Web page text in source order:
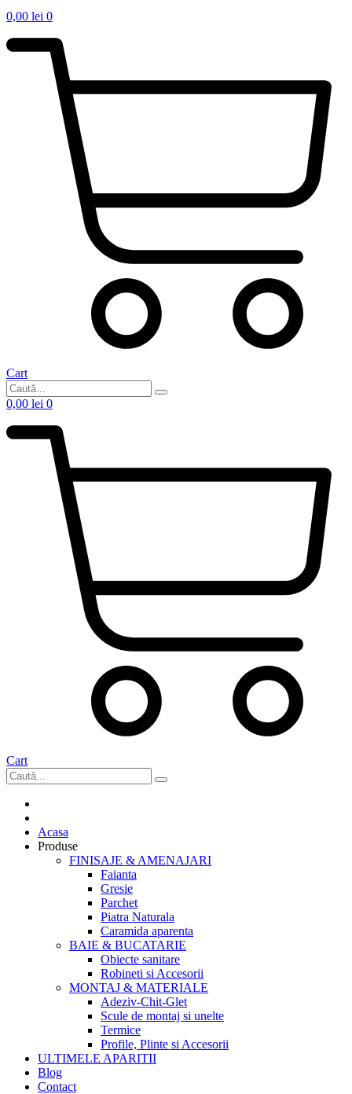
0,00 lei 0
Cart
0,00 lei 0
Cart
Acasa
Produse
FINISAJE & AMENAJARI
Faianta
Gresie
Parchet
Piatra Naturala
Caramida aparenta
BAIE & BUCATARIE
Obiecte sanitare
Robineti si Accesorii
MONTAJ & MATERIALE
Adeziv-Chit-Glet
Scule de montaj si unelte
Termice
Profile, Plinte si Accesorii
ULTIMELE APARITII
Blog
Contact